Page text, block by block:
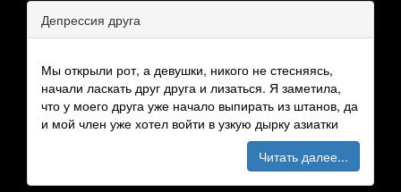
Депрессия друга
Мы открыли рот, а девушки, никого не стесняясь,
начали ласкать друг друга и лизаться. Я заметила,
что у моего друга уже начало выпирать из штанов, да
и мой член уже хотел войти в узкую дырку азиатки
Читать далее...